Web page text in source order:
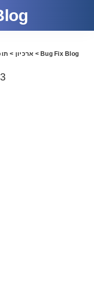
Bug Fix Blog
> ארכיון >